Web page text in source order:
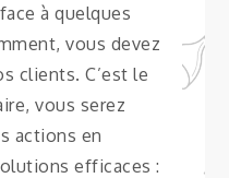
à quelques
vous devez
clients. C’est le
vous serez
actions en
efficaces :